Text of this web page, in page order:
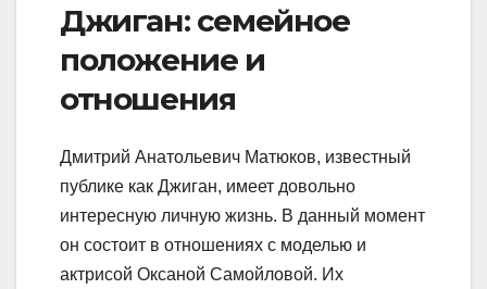
Джиган: семейное
положение и
отношения
Дмитрий Анатольевич Матюков, известный
публике как Джиган, имеет довольно
интересную личную жизнь. В данный момент
он состоит в отношениях с моделью и
актрисой Оксаной Самойловой. Их